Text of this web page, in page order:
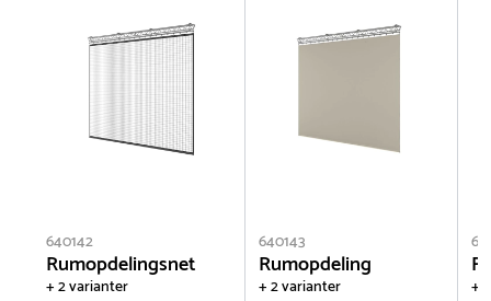
640142
Rumopdelingsnet
+ 2 varianter
640143
Rumopdeling
+ 2 varianter +